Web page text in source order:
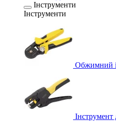
Інструменти
Інструменти
Обжимний
Інструмент